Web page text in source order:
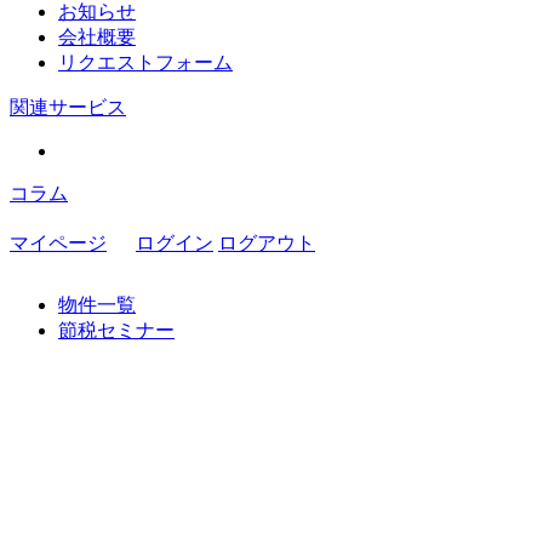
お知らせ
会社概要
リクエストフォーム
関連サービス
コラム
マイページ ログイン ログアウト
物件一覧
節税セミナー